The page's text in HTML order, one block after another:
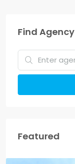
Find Agency
Featured